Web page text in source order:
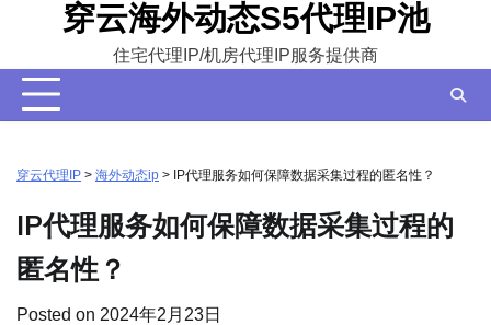
content
穿云海外动态S5代理IP池
住宅代理IP/机房代理IP服务提供商
穿云代理IP > 海外动态ip > IP代理服务如何保障数据采集过程的匿名性？
IP代理服务如何保障数据采集过程的
匿名性？
Posted on 2024年2月23日